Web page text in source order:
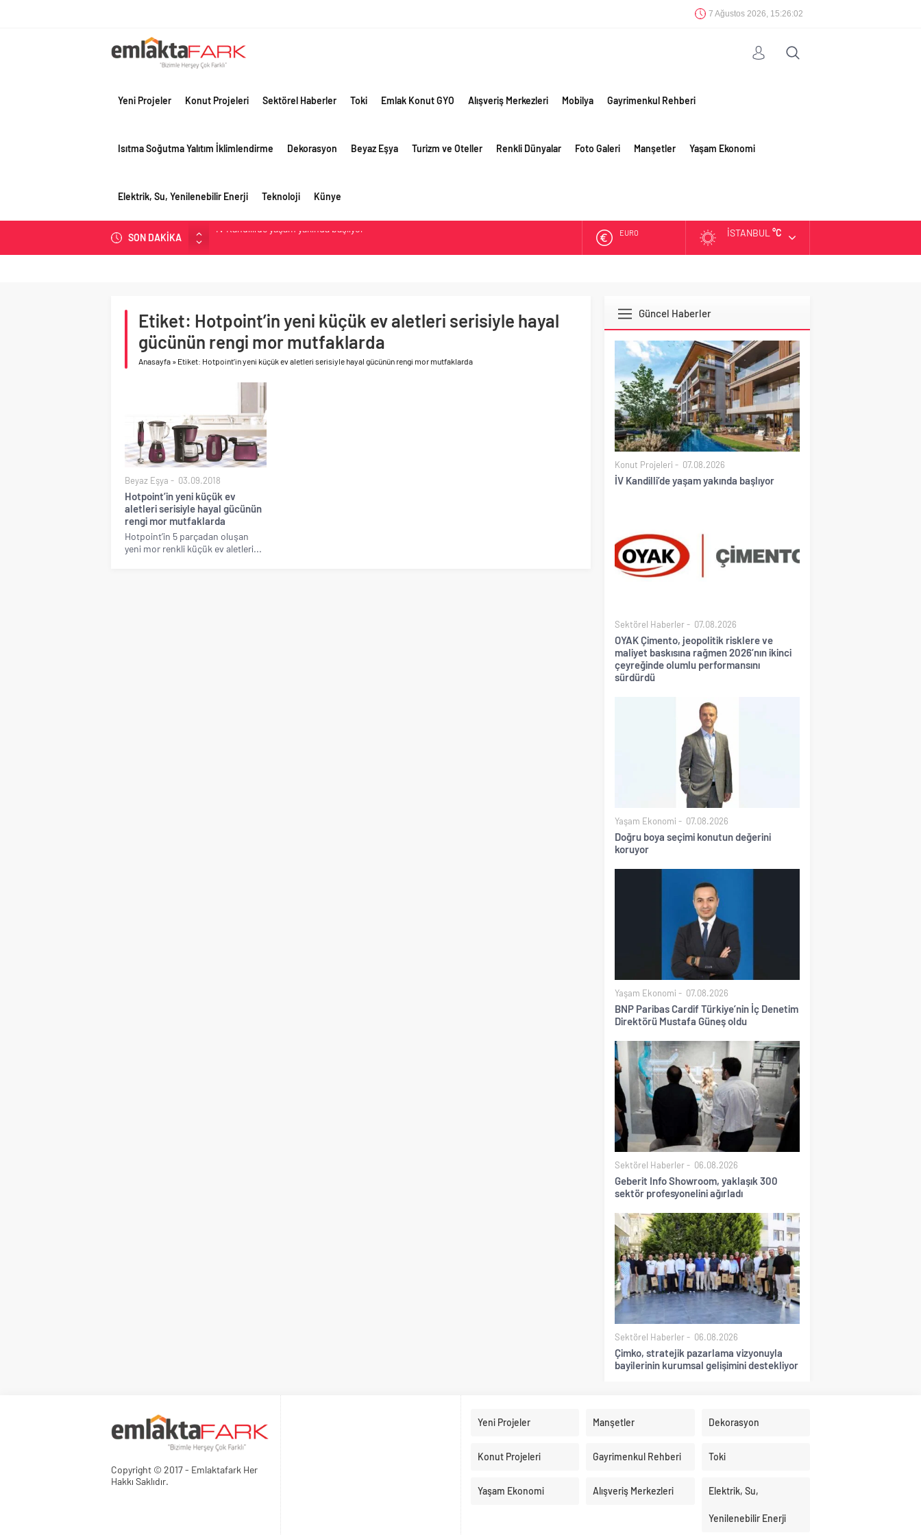
7 Ağustos 2026, 15:26:03
Yeni Projeler Konut Projeleri Sektörel Haberler Toki Emlak Konut GYO Alışveriş Merkezleri Mobilya Gayrimenkul Rehberi
Isıtma Soğutma Yalıtım İklimlendirme Dekorasyon Beyaz Eşya Turizm ve Oteller Renkli Dünyalar Foto Galeri Manşetler Yaşam Ekonomi
Elektrik, Su, Yenilenebilir Enerji Teknoloji Künye
SON DAKİKA
OYAK Çimento, jeopolitik risklere ve maliyet baskısına rağmen 2026’nın ikinci
Birleşik Arap Emirlikleri’nin ilk yüksek hızlı demiryolu projesine Kalyon İnşaat imzası
İV Kandilli’de yaşam yakında başlıyor
EURO İSTANBUL °C
Etiket: Hotpoint’in yeni küçük ev aletleri serisiyle hayal
gücünün rengi mor mutfaklarda
Anasayfa » Etiket: Hotpoint’in yeni küçük ev aletleri serisiyle hayal gücünün rengi mor mutfaklarda
Beyaz Eşya 03.09.2018
Hotpoint’in yeni küçük ev
aletleri serisiyle hayal gücünün
rengi mor mutfaklarda
Hotpoint’in 5 parçadan oluşan
yeni mor renkli küçük ev aletleri...
Güncel Haberler
Konut Projeleri 07.08.2026
İV Kandilli’de yaşam yakında başlıyor
Sektörel Haberler 07.08.2026
OYAK Çimento, jeopolitik risklere ve
maliyet baskısına rağmen 2026’nın ikinci
çeyreğinde olumlu performansını
sürdürdü
Yaşam Ekonomi 07.08.2026
Doğru boya seçimi konutun değerini
koruyor
Yaşam Ekonomi 07.08.2026
BNP Paribas Cardif Türkiye’nin İç Denetim
Direktörü Mustafa Güneş oldu
Sektörel Haberler 06.08.2026
Geberit Info Showroom, yaklaşık 300
sektör profesyonelini ağırladı
Sektörel Haberler 06.08.2026
Çimko, stratejik pazarlama vizyonuyla
bayilerinin kurumsal gelişimini destekliyor
Copyright © 2017 - Emlaktafark Her
Hakkı Saklıdır.
Yeni Projeler Manşetler Dekorasyon
Konut Projeleri Gayrimenkul Rehberi Toki
Yaşam Ekonomi Alışveriş Merkezleri Elektrik, Su,
Yenilenebilir Enerji